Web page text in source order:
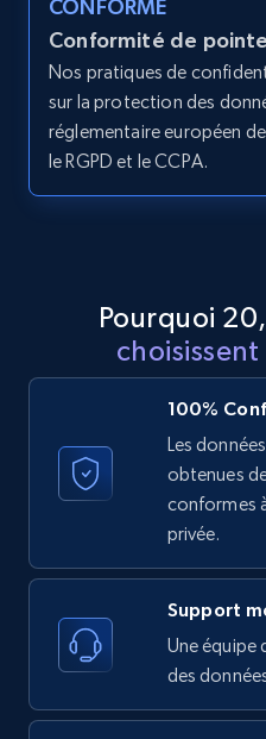
11.3K+ 1.5K+
LinkedIn posts -
URL
11.3K+ 1.5K+
LinkedIn posts -
company URL
URL, ID, User id, Use url,
text, Date posted, and
1.5K+
X (formerly Twitter) -
CONFORME
Conformité de
Nos pratiques de
sur la protection des
réglementaire européen
le RGPD et le CCPA.
Pourquoi
100%
Les
obtenues
conformes
privée.
Support
Une équipe
des